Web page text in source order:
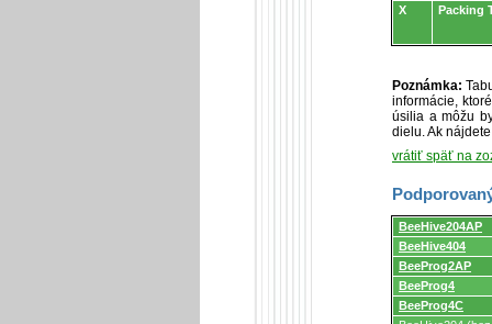
X
Packing
Poznámka:
informácie,
úsilia a môžu
dielu. Ak
vrátiť späť na
Podporovaný
programátormi
programovacími
adaptérmi/
BeeHive204AP
BeeHive404
BeeProg2AP
BeeProg4
BeeProg4C